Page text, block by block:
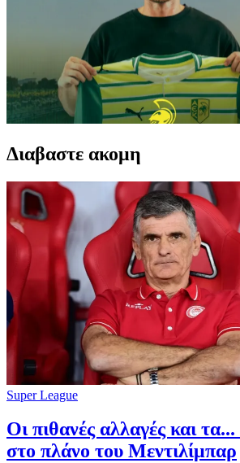
Διαβαστε ακομη
Super League
Οι πιθανές αλλαγές και
στο πλάνο του Μεντιλίμπαρ